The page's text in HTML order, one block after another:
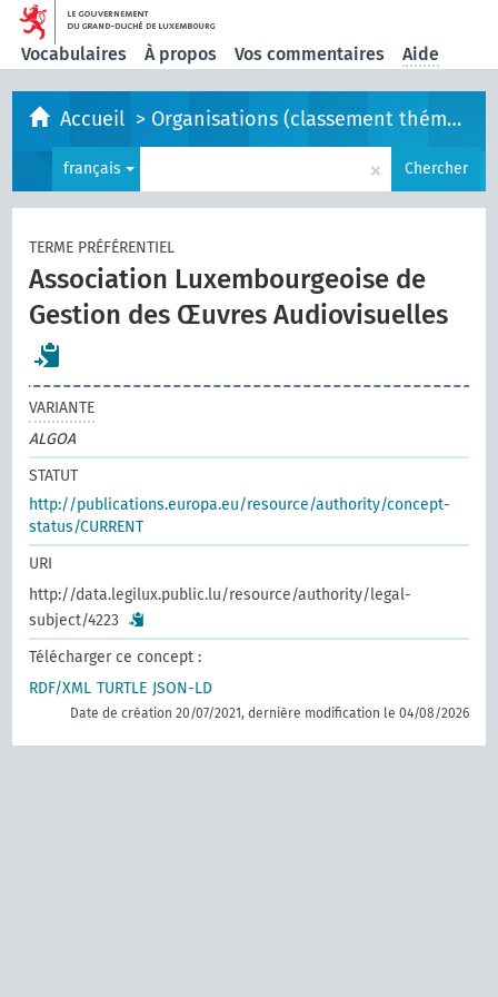
Vocabulaires À propos Vos commentaires Aide
Accueil > Organisations (classement thématique)
français × Chercher
TERME PRÉFÉRENTIEL
Association Luxembourgeoise de
Gestion des Œuvres Audiovisuelles
VARIANTE
ALGOA
STATUT
http://publications.europa.eu/resource/authority/concept-
status/CURRENT
URI
http://data.legilux.public.lu/resource/authority/legal-
subject/4223
Télécharger ce concept :
RDF/XML TURTLE JSON-LD
Date de création 20/07/2021, dernière modification le 04/08/2026